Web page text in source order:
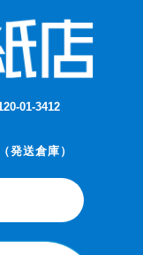
01-3412
発送倉庫）